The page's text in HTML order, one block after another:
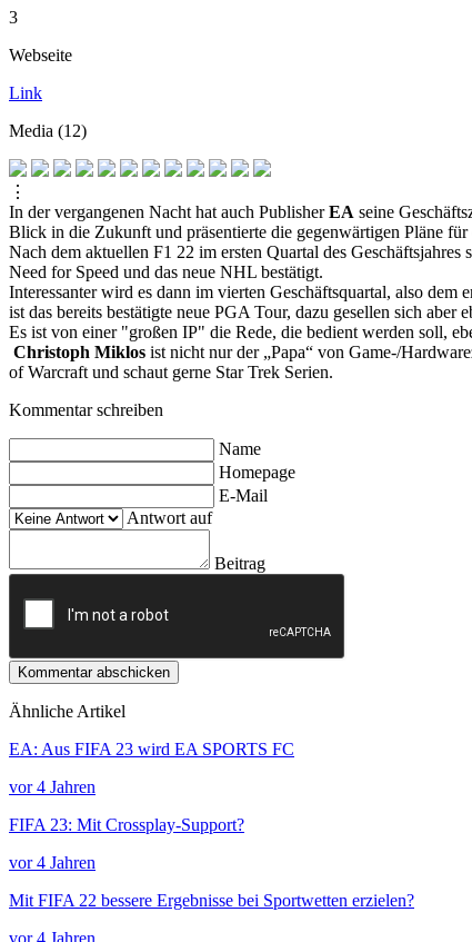
3
Webseite
Link
Media (12)
⋮
In der vergangenen Nacht hat auch PublisherEA seine
Blick in die Zukunft und präsentierte die gegenwärtigen Pläne
Nach dem aktuellen F1 22 im ersten Quartal des
Need for Speed und das neue NHL bestätigt.
Interessanter wird es dann im vierten Geschäftsquartal, also
ist das bereits bestätigte neue PGA Tour, dazu gesellen sich
Es ist von einer "großen IP" die Rede, die bedient werden soll,
Christoph Miklos ist nicht nur der „Papa“ von Game-/
of Warcraft und schaut gerne Star Trek Serien.
Kommentar schreiben
Name
Homepage
E-Mail
Antwort auf
Beitrag
Kommentar abschicken
Ähnliche Artikel
EA: Aus FIFA 23 wird EA SPORTS FC
vor 4 Jahren
FIFA 23: Mit Crossplay-Support?
vor 4 Jahren
Mit FIFA 22 bessere Ergebnisse bei Sportwetten erzielen?
vor 4 Jahren